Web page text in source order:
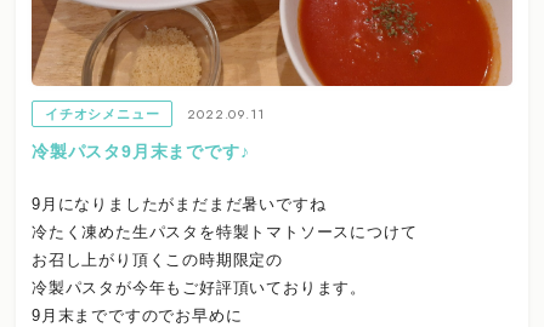
イチオシメニュー
2022.09.11
冷製パスタ9月末までです♪
9月になりましたがまだまだ暑いですね
冷たく凍めた生パスタを特製トマトソースにつけて
お召し上がり頂くこの時期限定の
冷製パスタが今年もご好評頂いております。
9月末までですのでお早めに